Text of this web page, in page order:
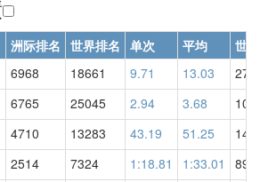
洲际排名 世界排名 单次 平均
世
6968 18661 9.71 13.03
6765 25045 2.94 3.68
4710 13283 43.19 51.25
2514 7324 1:18.81 1:33.01